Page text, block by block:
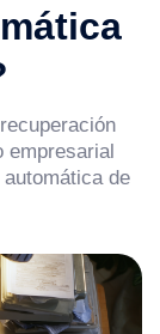
empresarial
de